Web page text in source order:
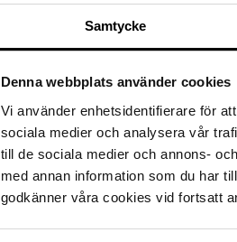
Samtycke
Denna webbplats använder cookies
Vi använder enhetsidentifierare för
sociala medier och analysera vår
till de sociala medier och annons-
med annan information som du har
godkänner våra cookies vid fortsatt
SNABBA